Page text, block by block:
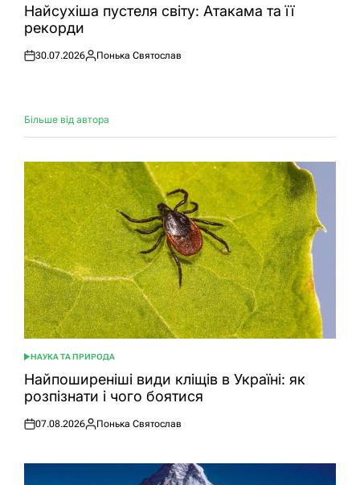
УНайсухіша пустеля світу: Атакама та її
рекорди
Оприлюднено
30.07.2026
Опубліковано
Понька Святослав
Більше від автора
ОПУБЛІКУВАТИ
У
НАУКА ТА ПРИРОДА
Найпоширеніші види кліщів в Україні: як
розпізнати і чого боятися
Оприлюднено
07.08.2026
Опубліковано
Понька Святослав